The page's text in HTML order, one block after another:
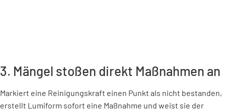
3. Mängel stoßen direkt Maßnahmen an
Markiert eine Reinigungskraft einen Punkt als nicht bestanden,
erstellt Lumiform sofort eine Maßnahme und weist sie der